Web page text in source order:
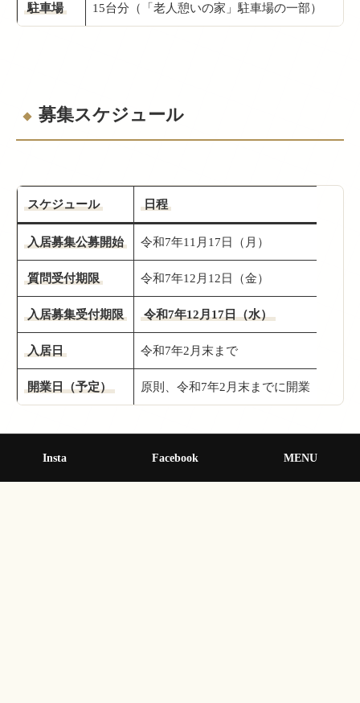
駐車場 15台分（「老人憩いの家」駐車場の一部）
募集スケジュール
スケジュール 日程
入居募集公募開始 令和7年11月17日（月）
質問受付期限 令和7年12月12日（金）
入居募集受付期限 令和7年12月17日（水）
入居日 令和7年2月末まで
開業日（予定） 原則、令和7年2月末までに開業
Insta Facebook MENU